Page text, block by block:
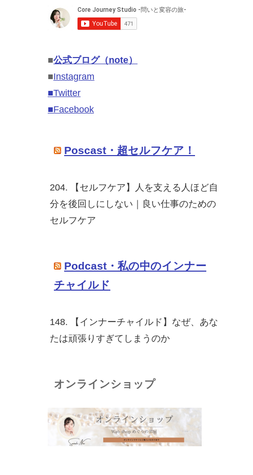
■公式ブログ（note）
■Instagram
■Twitter
■Facebook
Poscast・超セルフケア！
204. 【セルフケア】人を支える人ほど自
分を後回しにしない｜良い仕事のための
セルフケア
Podcast・私の中のインナー
チャイルド
148. 【インナーチャイルド】なぜ、あな
たは頑張りすぎてしまうのか
オンラインショップ